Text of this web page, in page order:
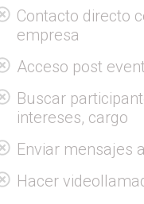
Contacto directo
empresa
Acceso post
Buscar
intereses, cargo
Enviar mensajes
Hacer